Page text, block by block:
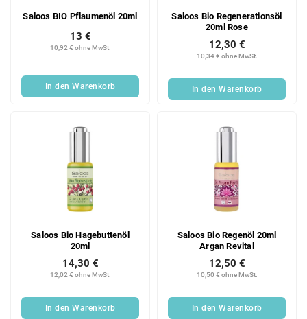
Saloos BIO Pflaumenöl 20ml
10,92 € ohne MwSt.
13 €
In den Warenkorb
Saloos Bio Regenerationsöl
20ml Rose
10,34 € ohne MwSt.
12,30 €
In den Warenkorb
Saloos Bio Hagebuttenöl
20ml
12,02 € ohne MwSt.
14,30 €
In den Warenkorb
Saloos Bio Regenöl 20ml
Argan Revital
10,50 € ohne MwSt.
12,50 €
In den Warenkorb